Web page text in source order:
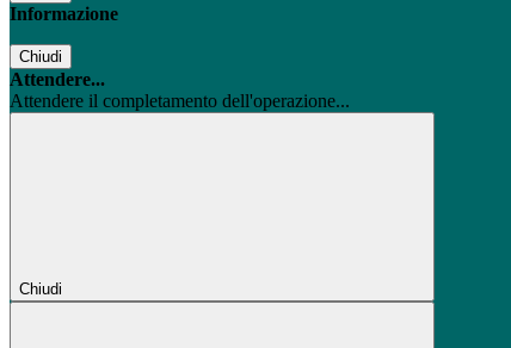
Informazione
Chiudi
Attendere...
Attendere il completamento dell'operazione...
Chiudi